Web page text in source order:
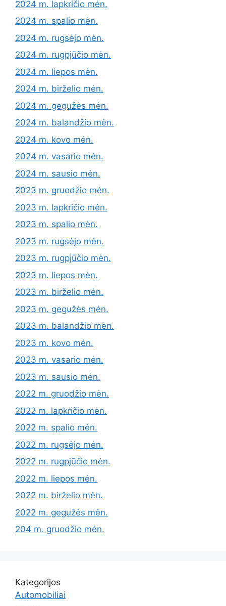
2024 m. lapkričio mėn.
2024 m. spalio mėn.
2024 m. rugsėjo mėn.
2024 m. rugpjūčio mėn.
2024 m. liepos mėn.
2024 m. birželio mėn.
2024 m. gegužės mėn.
2024 m. balandžio mėn.
2024 m. kovo mėn.
2024 m. vasario mėn.
2024 m. sausio mėn.
2023 m. gruodžio mėn.
2023 m. lapkričio mėn.
2023 m. spalio mėn.
2023 m. rugsėjo mėn.
2023 m. rugpjūčio mėn.
2023 m. liepos mėn.
2023 m. birželio mėn.
2023 m. gegužės mėn.
2023 m. balandžio mėn.
2023 m. kovo mėn.
2023 m. vasario mėn.
2023 m. sausio mėn.
2022 m. gruodžio mėn.
2022 m. lapkričio mėn.
2022 m. spalio mėn.
2022 m. rugsėjo mėn.
2022 m. rugpjūčio mėn.
2022 m. liepos mėn.
2022 m. birželio mėn.
2022 m. gegužės mėn.
204 m. gruodžio mėn.
Kategorijos
Automobiliai